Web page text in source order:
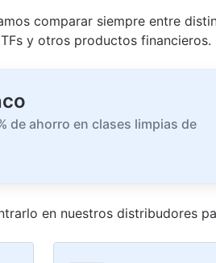
comparar siempre entre
y otros productos financieros.
de ahorro en clases limpias de
en nuestros distribudores